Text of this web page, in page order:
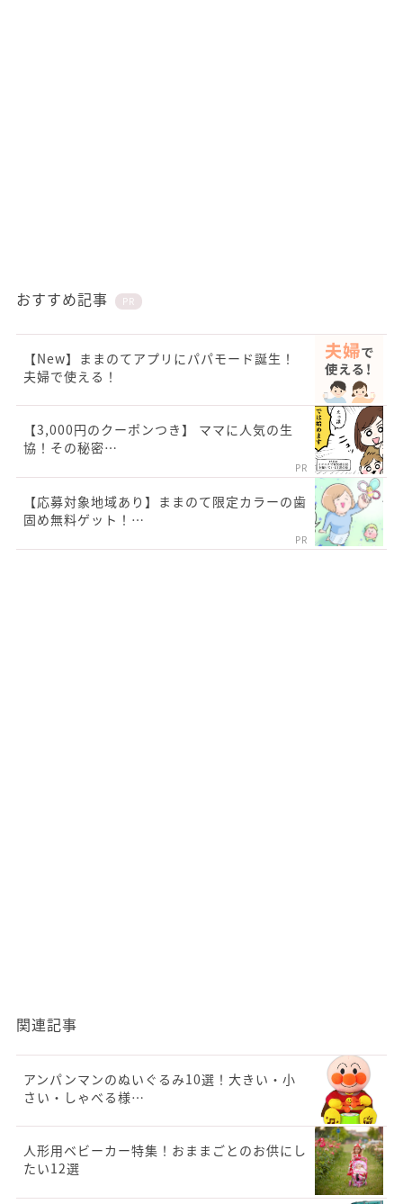
おすすめ記事 PR
【New】ままのてアプリにパパモード誕生！
夫婦で使える！
【3,000円のクーポンつき】 ママに人気の生
協！その秘密…
PR
【応募対象地域あり】ままのて限定カラーの歯
固め無料ゲット！…
PR
関連記事
アンパンマンのぬいぐるみ10選！大きい・小
さい・しゃべる様…
人形用ベビーカー特集！おままごとのお供にし
たい12選